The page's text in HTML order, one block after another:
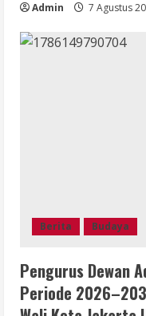
Admin 7 Agustus
Berita Budaya
Pengurus Dewan
Periode